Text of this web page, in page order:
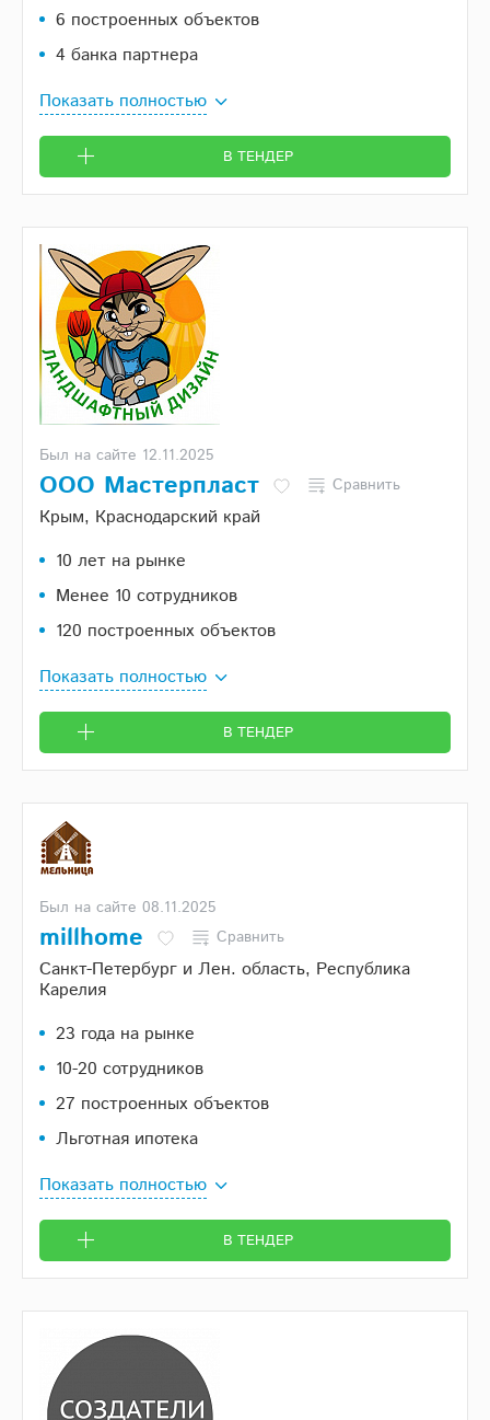
6 построенных объектов
4 банка партнера
Показать полностью
В ТЕНДЕР
Был на сайте 12.11.2025
ООО Мастерпласт Сравнить
Крым, Краснодарский край
10 лет на рынке
Менее 10 сотрудников
120 построенных объектов
Показать полностью
В ТЕНДЕР
Был на сайте 08.11.2025
millhome Сравнить
Санкт-Петербург и Лен. область, Республика
Карелия
23 года на рынке
10-20 сотрудников
27 построенных объектов
Льготная ипотека
Показать полностью
В ТЕНДЕР